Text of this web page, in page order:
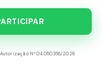
Nº 04.050358/2026